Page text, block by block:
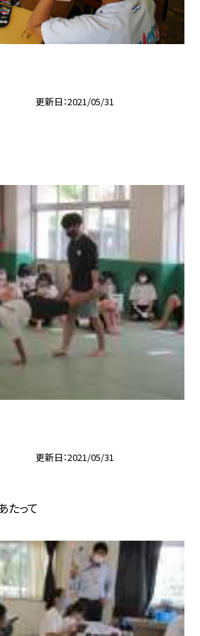
更新日 2021/05/31
更新日 2021/05/31
たって